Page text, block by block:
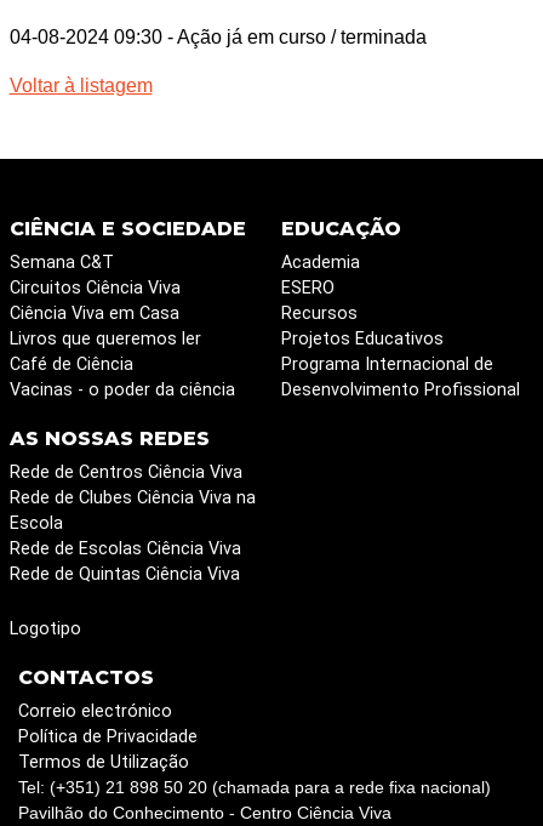
04-08-2024 09:30 - Ação já em curso / terminada
Voltar à listagem
CIÊNCIA E SOCIEDADE
Semana C&T
Circuitos Ciência Viva
Ciência Viva em Casa
Livros que queremos ler
Café de Ciência
Vacinas - o poder da ciência
EDUCAÇÃO
Academia
ESERO
Recursos
Projetos Educativos
Programa Internacional de
Desenvolvimento Profissional
AS NOSSAS REDES
Rede de Centros Ciência Viva
Rede de Clubes Ciência Viva na
Escola
Rede de Escolas Ciência Viva
Rede de Quintas Ciência Viva
Logotipo
CONTACTOS
Correio electrónico
Política de Privacidade
Termos de Utilização
Tel: (+351) 21 898 50 20 (chamada para a rede fixa nacional)
Pavilhão do Conhecimento - Centro Ciência Viva